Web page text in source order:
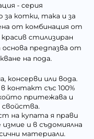
- серия
котки, така и за
от комбинация от
стилизиран
предпазва от
на пода.
консерви или вода.
контакт със 100%
притежава и
на купата я прави
и в съдомиялна
материали.